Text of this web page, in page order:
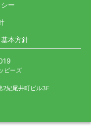
ー
本方針
ピーズ
2紀尾井町ビル3F